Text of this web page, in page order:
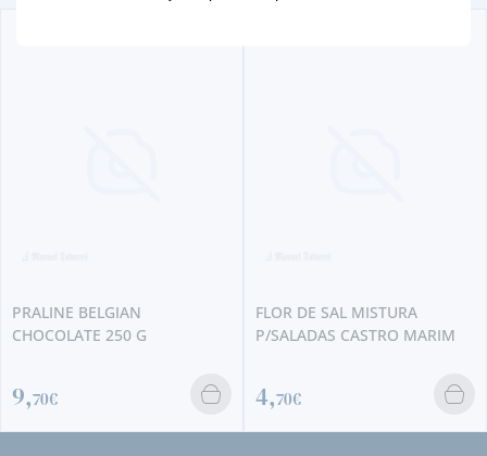
PRALINE BELGIAN
CHOCOLATE 250 G
9,70€
FLOR DE SAL MISTURA
P/SALADAS CASTRO MARIM
4,70€